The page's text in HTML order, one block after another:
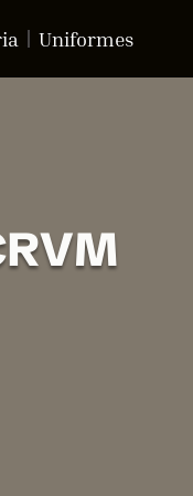
Uniformes